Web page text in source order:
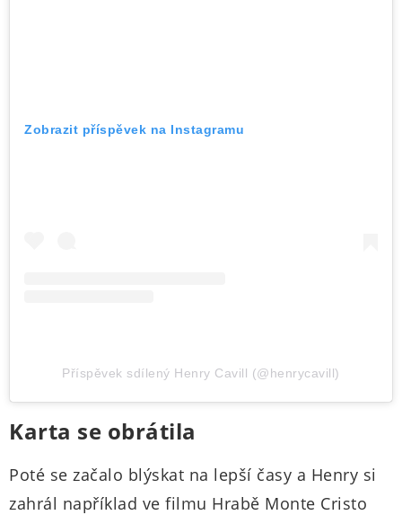
Zobrazit příspěvek na Instagramu
Příspěvek sdílený Henry Cavill (@henrycavill)
Karta se obrátila
Poté se začalo blýskat na lepší časy a Henry si
zahrál například ve filmu Hrabě Monte Cristo